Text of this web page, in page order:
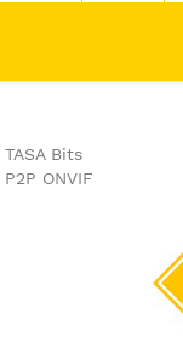
Bits
ONVIF